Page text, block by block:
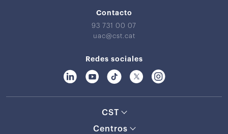
Contacto
93 731 00 07
uac@cst.cat
Redes sociales
CST
Centros